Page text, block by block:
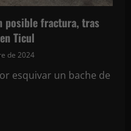
posible fractura, tras
Ticul
de 2024
esquivar un bache de